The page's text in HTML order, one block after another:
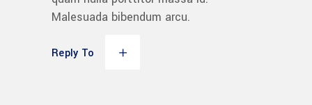
Malesuada bibendum arcu.
Reply To